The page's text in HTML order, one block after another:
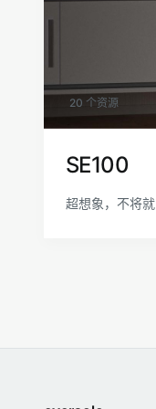
20 个资源
SE100
超想象，不将就